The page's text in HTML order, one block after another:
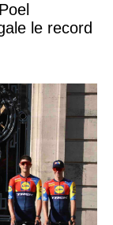
le record